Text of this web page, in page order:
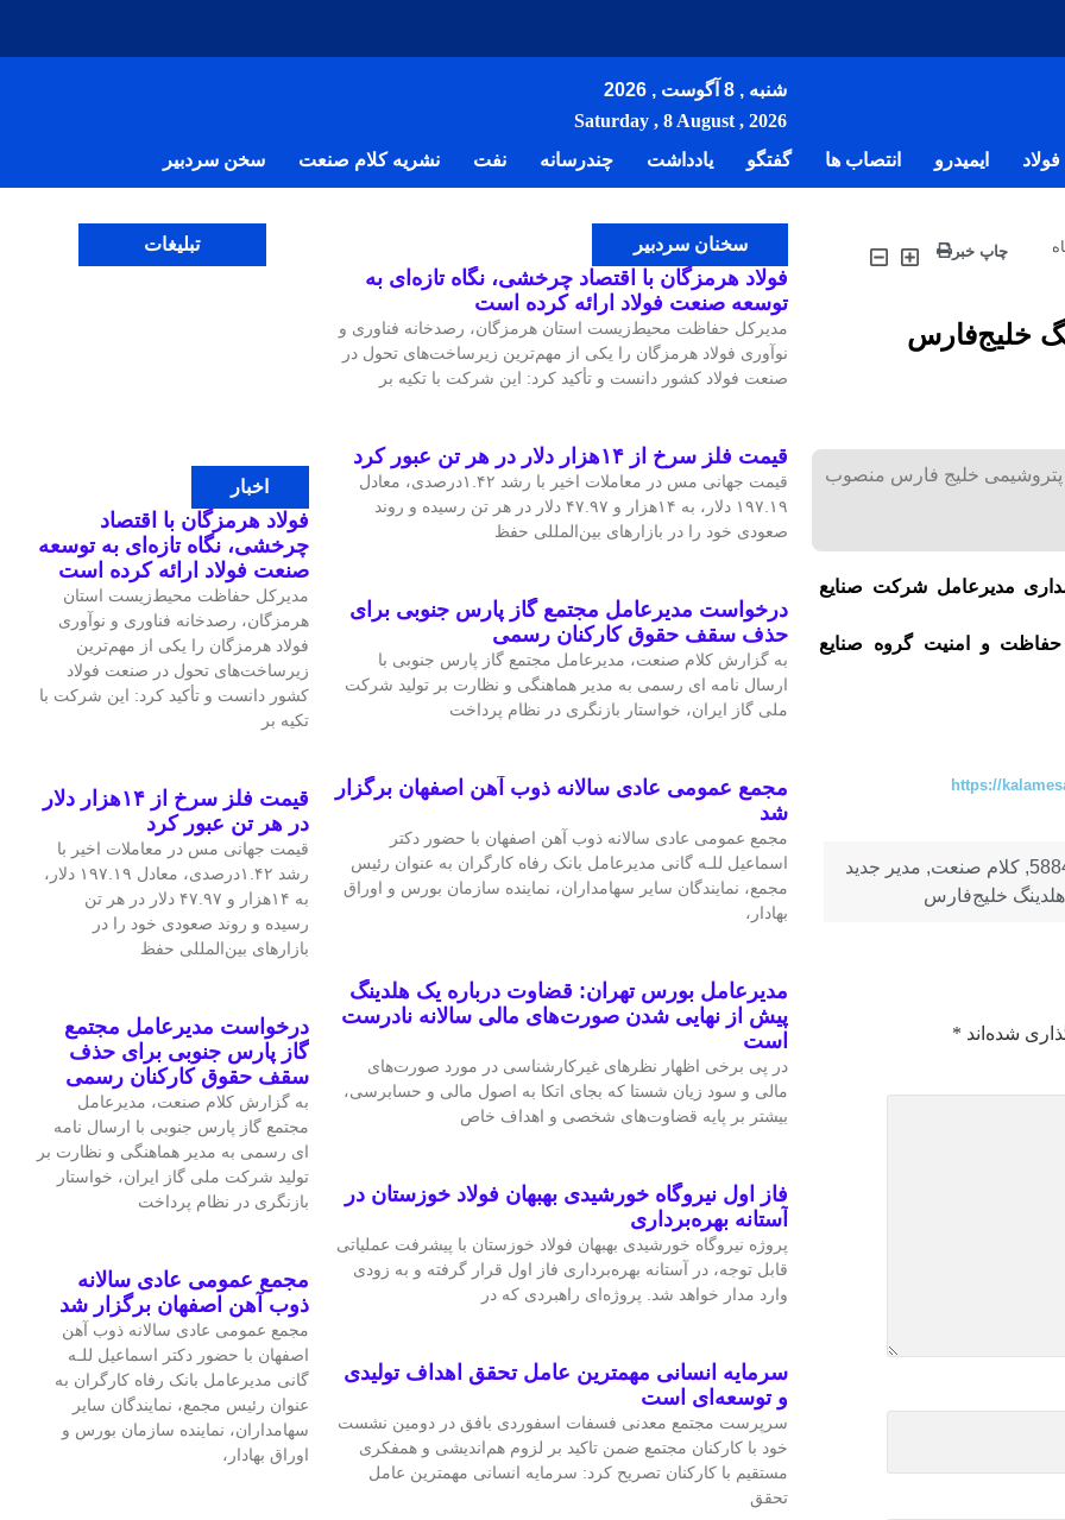
شنبه , 8 آگوست , 2026
Saturday , 8 August , 2026
ایمیدرو انتصاب ها گفتگو یادداشت چندرسانه نفت نشریه کلام صنعت سخن سردبیر
چاپ خبر
خلیج‌فارس
پتروشیمی ‌خلیج فارس منصوب
مدیرعامل شرکت صنایع
حفاظت و امنیت گروه صنایع
https://
, کلام صنعت, مدیر جدید
هلدینگ خلیج‌فارس
شده‌اند *
سخنان سردبیر
فولاد هرمزگان با اقتصاد چرخشی، نگاه تازه‌ای به
توسعه صنعت فولاد ارائه کرده است
مدیرکل حفاظت محیط‌زیست استان هرمزگان، رصدخانه فناوری و
نوآوری فولاد هرمزگان را یکی از مهم‌ترین زیرساخت‌های تحول در
صنعت فولاد کشور دانست و تأکید کرد: این شرکت با تکیه بر
قیمت فلز سرخ از ۱۴هزار دلار در هر تن عبور کرد
قیمت جهانی مس در معاملات اخیر با رشد ۱.۴۲درصدی، معادل
۱۹۷.۱۹ دلار، به ۱۴هزار و ۴۷.۹۷ دلار در هر تن رسیده و روند
صعودی خود را در بازارهای بین‌المللی حفظ
درخواست مدیرعامل مجتمع گاز پارس جنوبی برای
حذف سقف حقوق کارکنان رسمی
به گزارش کلام صنعت، مدیرعامل مجتمع گاز پارس جنوبی با
ارسال نامه ای رسمی به مدیر هماهنگی و نظارت بر تولید شرکت
ملی گاز ایران، خواستار بازنگری در نظام پرداخت
مجمع عمومی عادی سالانه ذوب آهن اصفهان برگزار
شد
مجمع عمومی عادی سالانه ذوب آهن اصفهان با حضور دکتر
اسماعیل للـه گانی مدیرعامل بانک رفاه کارگران به عنوان رئیس
مجمع، نمایندگان سایر سهامداران، نماینده سازمان بورس و اوراق
بهادار،
مدیرعامل بورس تهران: قضاوت درباره یک هلدینگ
پیش از نهایی شدن صورت‌های مالی سالانه نادرست
است
در پی برخی اظهار نظرهای غیرکارشناسی در مورد صورت‌های
مالی و سود زیان شستا که بجای اتکا به اصول مالی و حسابرسی،
بیشتر بر پایه قضاوت‌‌های شخصی و اهداف خاص
فاز اول نیروگاه خورشیدی بهبهان فولاد خوزستان در
آستانه بهره‌برداری
پروژه نیروگاه خورشیدی بهبهان فولاد خوزستان با پیشرفت عملیاتی
قابل‌ توجه، در آستانه بهره‌برداری فاز اول قرار گرفته و به‌ زودی
وارد مدار خواهد شد. پروژه‌ای راهبردی که در
سرمایه انسانی مهمترین عامل تحقق اهداف تولیدی
و توسعه‌ای است
سرپرست مجتمع معدنی فسفات اسفوردی بافق در دومین نشست
خود با کارکنان مجتمع ضمن تاکید بر لزوم هم‌اندیشی و همفکری
مستقیم با کارکنان تصریح کرد: سرمایه انسانی مهمترین عامل
تحقق
تبلیغات
اخبار
فولاد هرمزگان با اقتصاد
چرخشی، نگاه تازه‌ای به توسعه
صنعت فولاد ارائه کرده است
مدیرکل حفاظت محیط‌زیست استان
هرمزگان، رصدخانه فناوری و نوآوری
فولاد هرمزگان را یکی از مهم‌ترین
زیرساخت‌های تحول در صنعت فولاد
کشور دانست و تأکید کرد: این شرکت با
تکیه بر
قیمت فلز سرخ از ۱۴هزار دلار
در هر تن عبور کرد
قیمت جهانی مس در معاملات اخیر با
رشد ۱.۴۲درصدی، معادل ۱۹۷.۱۹ دلار،
به ۱۴هزار و ۴۷.۹۷ دلار در هر تن
رسیده و روند صعودی خود را در
بازارهای بین‌المللی حفظ
درخواست مدیرعامل مجتمع
گاز پارس جنوبی برای حذف
سقف حقوق کارکنان رسمی
به گزارش کلام صنعت، مدیرعامل
مجتمع گاز پارس جنوبی با ارسال نامه
ای رسمی به مدیر هماهنگی و نظارت بر
تولید شرکت ملی گاز ایران، خواستار
بازنگری در نظام پرداخت
مجمع عمومی عادی سالانه
ذوب آهن اصفهان برگزار شد
مجمع عمومی عادی سالانه ذوب آهن
اصفهان با حضور دکتر اسماعیل للـه
گانی مدیرعامل بانک رفاه کارگران به
عنوان رئیس مجمع، نمایندگان سایر
سهامداران، نماینده سازمان بورس و
اوراق بهادار،